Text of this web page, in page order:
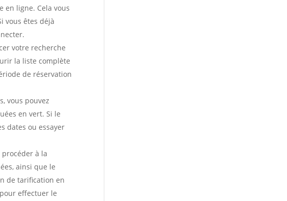
en ligne. Cela vous
vous êtes déjà
votre recherche
la liste complète
de réservation
vous pouvez
en vert. Si le
dates ou essayer
à la
ainsi que le
de tarification en
effectuer le